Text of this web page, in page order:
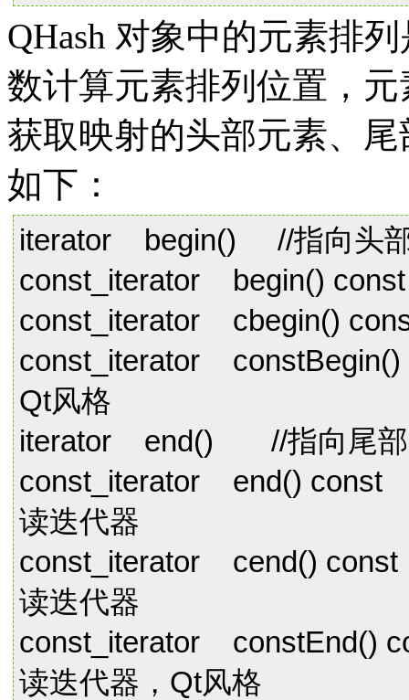
QHash 对象中的元素排
数计算元素排列位置，
获取映射的头部元素、
如下：
iterator begin() //指向头部
const_iterator begin()
const_iterator cbegin()
const_iterator constBegin()
Qt风格
iterator end() //指向尾部
const_iterator end()
读迭代器
const_iterator cend()
读迭代器
const_iterator constEnd()
读迭代器，Qt风格